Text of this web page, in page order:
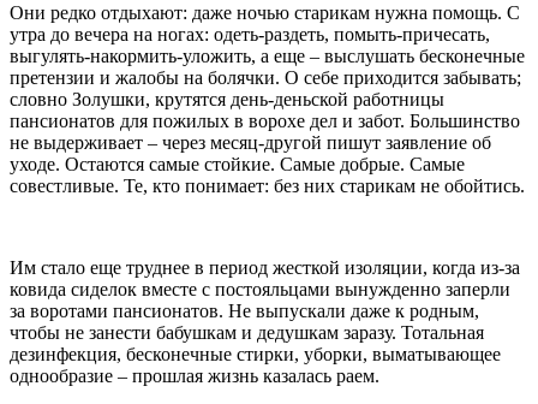
Они редко отдыхают: даже ночью старикам нужна помощь. С
утра до вечера на ногах: одеть-раздеть, помыть-причесать,
выгулять-накормить-уложить, а еще – выслушать бесконечные
претензии и жалобы на болячки. О себе приходится забывать;
словно Золушки, крутятся день-деньской работницы
пансионатов для пожилых в ворохе дел и забот. Большинство
не выдерживает – через месяц-другой пишут заявление об
уходе. Остаются самые стойкие. Самые добрые. Самые
совестливые. Те, кто понимает: без них старикам не обойтись.
Им стало еще труднее в период жесткой изоляции, когда из-за
ковида сиделок вместе с постояльцами вынужденно заперли
за воротами пансионатов. Не выпускали даже к родным,
чтобы не занести бабушкам и дедушкам заразу. Тотальная
дезинфекция, бесконечные стирки, уборки, выматывающее
однообразие – прошлая жизнь казалась раем.